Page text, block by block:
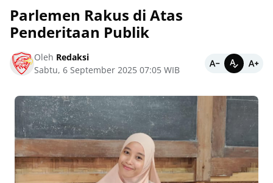
Parlemen Rakus di Atas
Penderitaan Publik
Oleh Redaksi
Sabtu, 6 September 2025 07:05 WIB